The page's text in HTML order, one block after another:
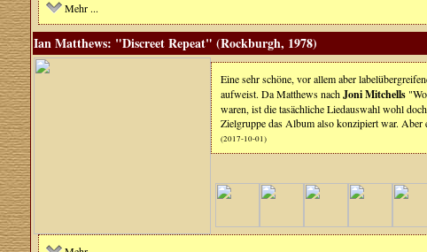
Mehr ...
Ian Matthews: "Discreet Repeat" (Rockburgh, 1978)
Eine sehr schöne, vor allem aber
aufweist. Da Matthews nachJoni Mitchells
waren, ist die tasächliche Liedauswahl wohl
Zielgruppe das Album also konzipiert war. Aber
(2017-10-01)